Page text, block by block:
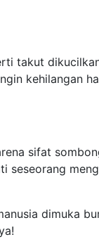
takut
kehilangan
sifat
seseorang
dimuka